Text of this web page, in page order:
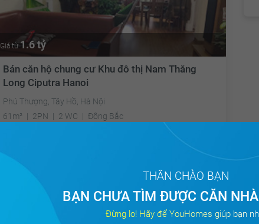
Giá từ 1.6 tỷ
Bán căn hộ chung cư Khu đô thị Nam Thăng
Long Ciputra Hanoi
Phú Thượng, Tây Hồ, Hà Nội
61m²
2PN 2 WC Đông Bắc
Tất cả
THÂN CHÀO BẠN
BẠN CHƯA TÌM ĐƯỢC CĂN
Đừng lo! Hãy để YouHomes giúp bạn